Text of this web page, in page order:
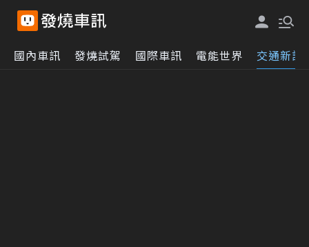
國內車訊 發燒試駕 國際車訊 電能世界 交通新訊